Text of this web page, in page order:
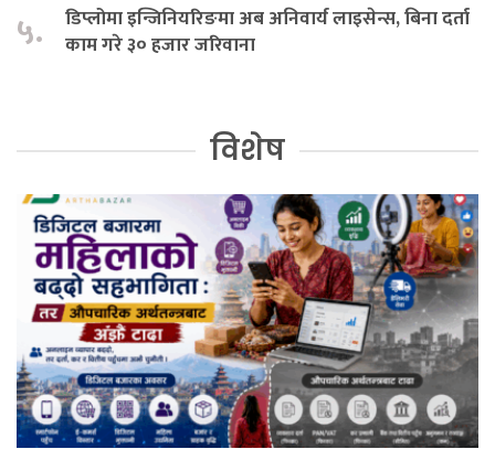
५.
डिप्लोमा इन्जिनियरिङमा अब अनिवार्य लाइसेन्स, बिना दर्ता
काम गरे ३० हजार जरिवाना
विशेष